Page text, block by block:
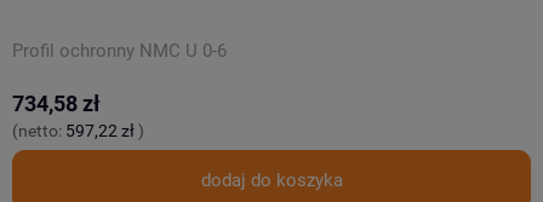
Profil ochronny NMC U 0-6
734,58 zł
(netto: 597,22 zł)
dodaj do koszyka